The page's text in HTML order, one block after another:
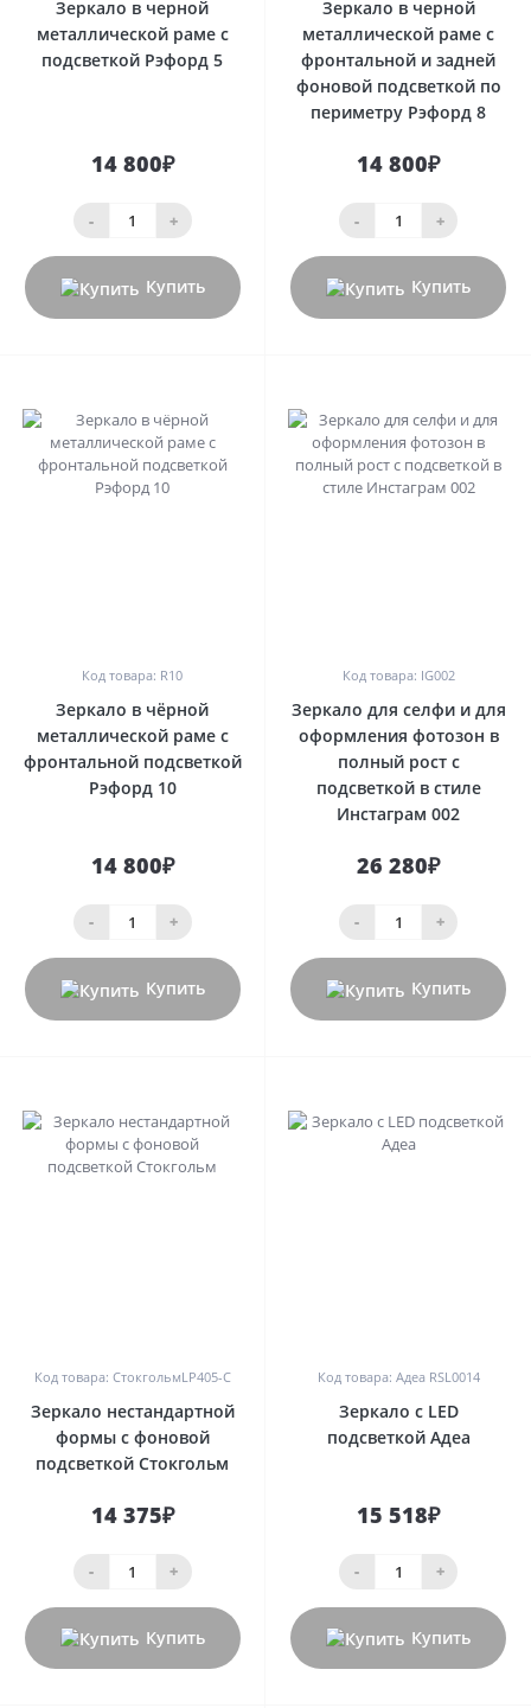
Зеркало в черной
металлической раме с
подсветкой Рэфорд 5
14 800₽
- +
Купить
Зеркало в черной
металлической раме с
фронтальной и задней
фоновой подсветкой по
периметру Рэфорд 8
14 800₽
- +
Купить
Код товара: R10
Зеркало в чёрной
металлической раме с
фронтальной подсветкой
Рэфорд 10
14 800₽
- +
Купить
Код товара: IG002
Зеркало для селфи и для
оформления фотозон в
полный рост с
подсветкой в стиле
Инстаграм 002
26 280₽
- +
Купить
Код товара: СтокгольмLP405-С
Зеркало нестандартной
формы с фоновой
подсветкой Стокгольм
14 375₽
- +
Купить
Код товара: Адеа RSL0014
Зеркало с LED
подсветкой Адеа
15 518₽
- +
Купить